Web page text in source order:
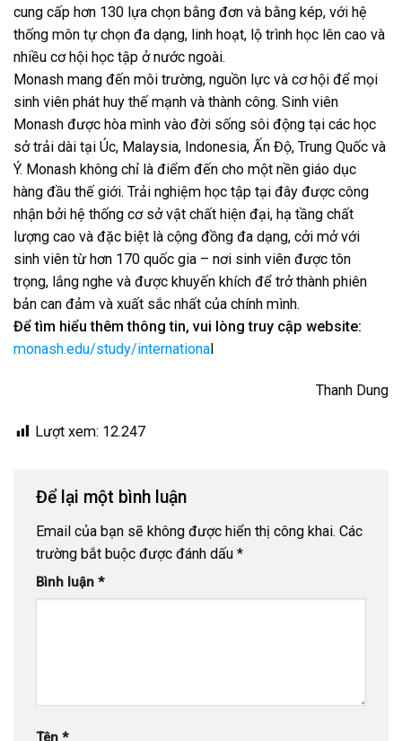
cung cấp hơn 130 lựa chọn bằng đơn và bằng kép, với hệ
thống môn tự chọn đa dạng, linh hoạt, lộ trình học lên cao và
nhiều cơ hội học tập ở nước ngoài.
Monash mang đến môi trường, nguồn lực và cơ hội để mọi
sinh viên phát huy thế mạnh và thành công. Sinh viên
Monash được hòa mình vào đời sống sôi động tại các học
sở trải dài tại Úc, Malaysia, Indonesia, Ấn Độ, Trung Quốc và
Ý. Monash không chỉ là điểm đến cho một nền giáo dục
hàng đầu thế giới. Trải nghiệm học tập tại đây được công
nhận bởi hệ thống cơ sở vật chất hiện đại, hạ tầng chất
lượng cao và đặc biệt là cộng đồng đa dạng, cởi mở với
sinh viên từ hơn 170 quốc gia – nơi sinh viên được tôn
trọng, lắng nghe và được khuyến khích để trở thành phiên
bản can đảm và xuất sắc nhất của chính mình.
Để tìm hiểu thêm thông tin, vui lòng truy cập website:
monash.edu/study/internationa
Thanh Dung
Lượt xem: 12.247
Để lại một bình luận
Email của bạn sẽ không được hiển thị công khai. Các
trường bắt buộc được đánh dấu *
Bình luận *
Tên *